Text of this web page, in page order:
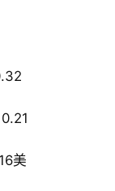
美